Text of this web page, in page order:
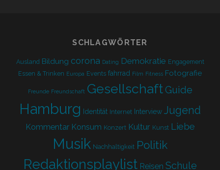
SCHLAGWÖRTER
Ausland Bildung corona Dating Demokratie Engagement
Essen & Trinken Europa Events fahrrad Film Fitness Fotografie
Freunde Freundschaft GesellschaftGuide
Hamburg Identität Internet Interview Jugend
Kommentar Konsum Konzert Kultur Kunst Liebe
Musik Nachhaltigkeit Politik
Redaktionsplaylist Reisen Schule